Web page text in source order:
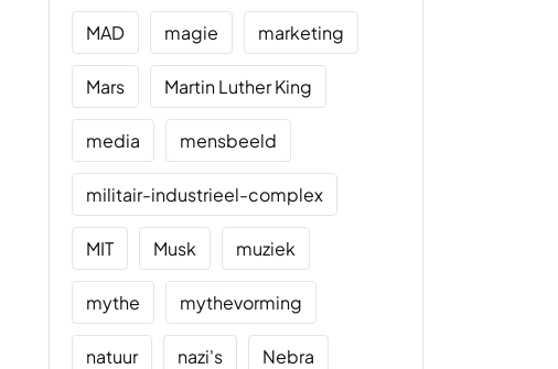
MAD magie marketing
Mars Martin Luther King
media mensbeeld
militair-industrieel-complex
MIT Musk muziek
mythe mythevorming
natuur nazi's Nebra